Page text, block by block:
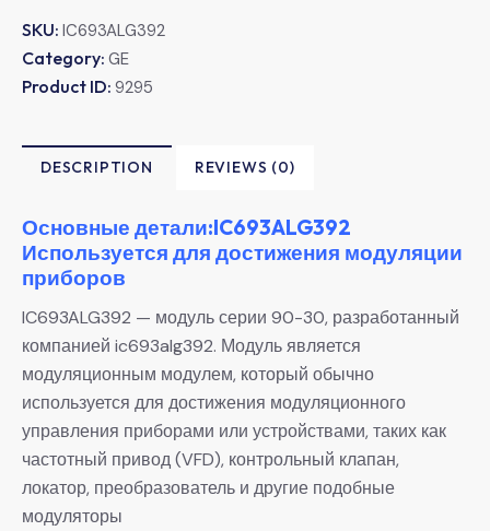
SKU: IC693ALG392
Category: GE
Product ID: 9295
DESCRIPTION REVIEWS (0)
Основные детали:IC693ALG392
Используется для достижения модуляции
приборов
IC693ALG392 — модуль серии 90-30, разработанный
компанией ic693alg392. Модуль является
модуляционным модулем, который обычно
используется для достижения модуляционного
управления приборами или устройствами, таких как
частотный привод (VFD), контрольный клапан,
локатор, преобразователь и другие подобные
модуляторы